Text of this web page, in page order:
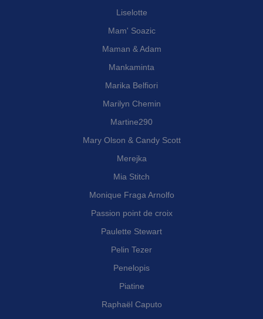
Liselotte
Mam' Soazic
Maman & Adam
Mankaminta
Marika Belfiori
Marilyn Chemin
Martine290
Mary Olson & Candy Scott
Merejka
Mia Stitch
Monique Fraga Arnolfo
Passion point de croix
Paulette Stewart
Pelin Tezer
Penelopis
Piatine
Raphaël Caputo